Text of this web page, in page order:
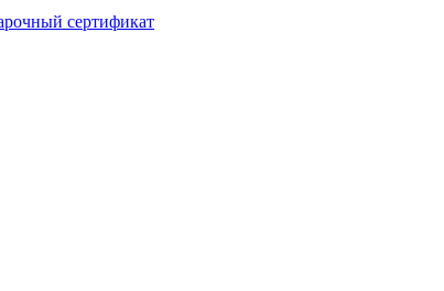
сертификат